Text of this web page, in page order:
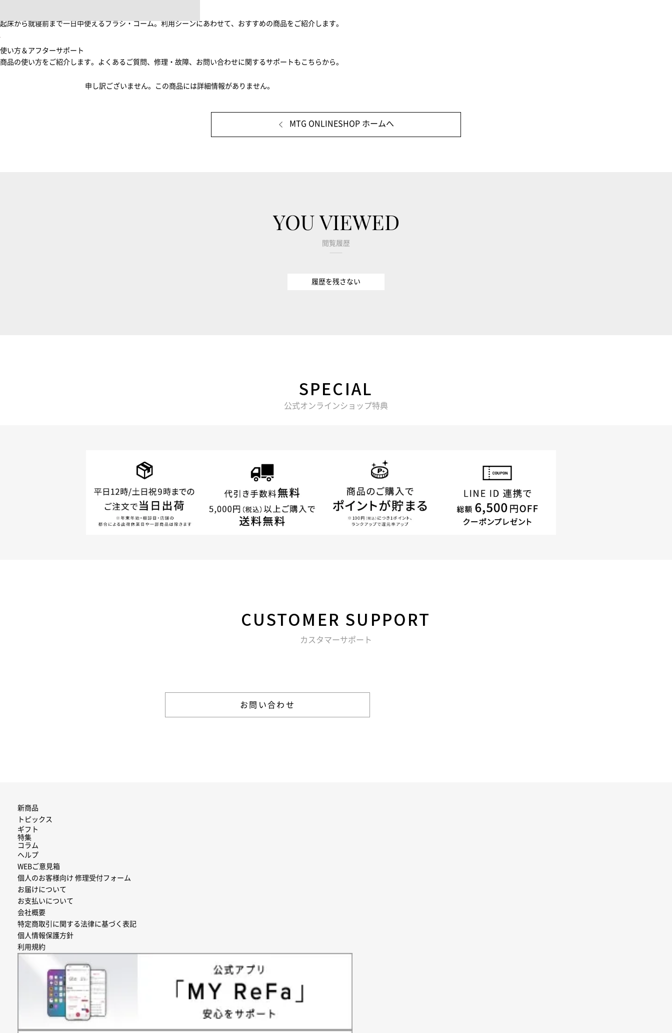
起床から就寝前まで一日中使えるブラシ・コーム。利用シーンにあわせて、おすすめの商品をご紹介します。
使い方＆アフターサポート
商品の使い方をご紹介します。よくあるご質問、修理・故障、お問い合わせに関するサポートもこちらから。
申し訳ございません。この商品には詳細情報がありません。
MTG ONLINESHOP ホームへ
YOU VIEWED
閲覧履歴
履歴を残さない
SPECIAL
公式オンラインショップ特典
CUSTOMER SUPPORT
カスタマーサポート
お問い合わせ
新商品
トピックス
ギフト
特集
コラム
ヘルプ
WEBご意見箱
個人のお客様向け 修理受付フォーム
お届けについて
お支払いについて
会社概要
特定商取引に関する法律に基づく表記
個人情報保護方針
利用規約